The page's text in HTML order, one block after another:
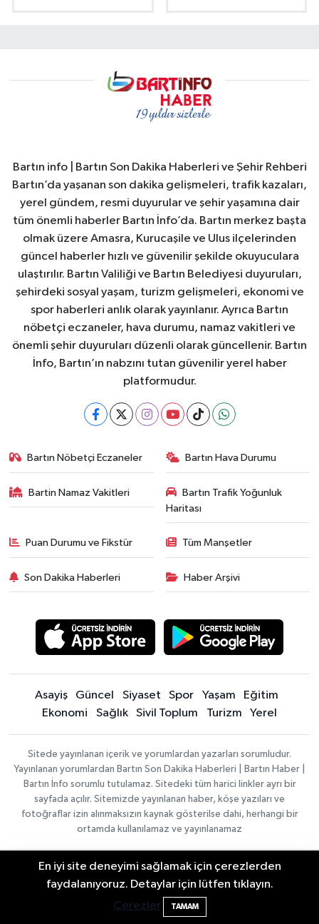
Bartın info | Bartın Son Dakika Haberleri ve Şehir Rehberi
Bartın’da yaşanan son dakika gelişmeleri, trafik kazaları,
yerel gündem, resmi duyurular ve şehir yaşamına dair
tüm önemli haberler Bartın İnfo’da. Bartın merkez başta
olmak üzere Amasra, Kurucaşile ve Ulus ilçelerinden
güncel haberler hızlı ve güvenilir şekilde okuyuculara
ulaştırılır. Bartın Valiliği ve Bartın Belediyesi duyuruları,
şehirdeki sosyal yaşam, turizm gelişmeleri, ekonomi ve
spor haberleri anlık olarak yayınlanır. Ayrıca Bartın
nöbetçi eczaneler, hava durumu, namaz vakitleri ve
önemli şehir duyuruları düzenli olarak güncellenir. Bartın
İnfo, Bartın’ın nabzını tutan güvenilir yerel haber
platformudur.
Bartın Nöbetçi Eczaneler Bartın Hava Durumu
Bartin Namaz Vakitleri
Bartın Trafik Yoğunluk
Haritası
Puan Durumu ve Fikstür Tüm Manşetler
Son Dakika Haberleri Haber Arşivi
Asayiş Güncel Siyaset Spor Yaşam
Eğitim
Ekonomi
Sağlık Sivil Toplum Turizm Yerel
Sitede yayınlanan içerik ve yorumlardan yazarları sorumludur.
Yayınlanan yorumlardan Bartın Son Dakika Haberleri | Bartın Haber |
Bartın İnfo sorumlu tutulamaz. Sitedeki tüm harici linkler ayrı bir
sayfada açılır. Sitemizde yayınlanan haber, köşe yazıları ve
fotoğraflar izin alınmaksızın kaynak gösterilse dahi, herhangi bir
ortamda kullanılamaz ve yayınlanamaz
Asayiş Sağlık Spor
Güncel
Siyaset
Yaşam Turizm
Eğitim
Konaklama tesisleri
Bartın Medya
Haber
Yazılımı:
En iyi site deneyimi sağlamak için çerezlerden
faydalanıyoruz. Detaylar için lütfen tıklayın.
Çerezler
TAMAM
2 Buzağı Hediyeli Bal Festivalinde Hande
Ünsal Sahne Alacak